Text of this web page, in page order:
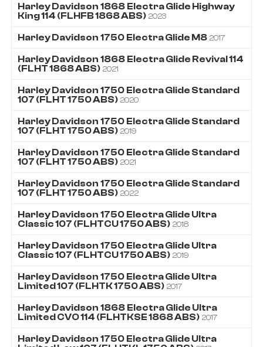
Harley Davidson 1868 Electra Glide Highway
King 114 (FLHFB 1868 ABS) 2023
Harley Davidson 1750 Electra Glide M8 2017
Harley Davidson 1868 Electra Glide Revival 114
(FLHT 1868 ABS) 2021
Harley Davidson 1750 Electra Glide Standard
107 (FLHT 1750 ABS) 2020
Harley Davidson 1750 Electra Glide Standard
107 (FLHT 1750 ABS) 2019
Harley Davidson 1750 Electra Glide Standard
107 (FLHT 1750 ABS) 2021
Harley Davidson 1750 Electra Glide Standard
107 (FLHT 1750 ABS) 2022
Harley Davidson 1750 Electra Glide Ultra
Classic 107 (FLHTCU 1750 ABS) 2018
Harley Davidson 1750 Electra Glide Ultra
Classic 107 (FLHTCU 1750 ABS) 2019
Harley Davidson 1750 Electra Glide Ultra
Limited 107 (FLHTK 1750 ABS) 2017
Harley Davidson 1868 Electra Glide Ultra
Limited CVO 114 (FLHTKSE 1868 ABS) 2017
Harley Davidson 1750 Electra Glide Ultra